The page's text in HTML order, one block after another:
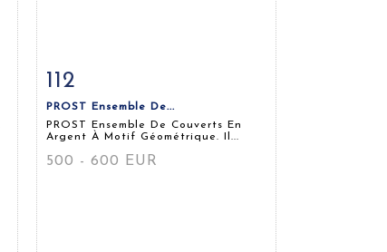
Fiche détaillée
112
PROST Ensemble De...
PROST Ensemble De Couverts En
Argent À Motif Géométrique. Il...
500 - 600 EUR